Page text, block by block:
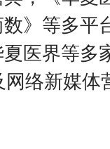
数》等多
医界等多
络新媒